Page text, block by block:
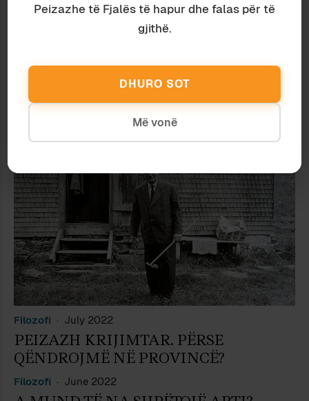
Feminizëm
FRIKA NGA NJË GRUA E LIRË: SANNA
MARIN
Filozofi July 2022
PEIZAZH KRIJIMTAR. PËRSE
QËNDROJMË NË PROVINCË?
Filozofi June 2022
Peizazhe të Fjalës të hapur dhe falas për të
gjithë.
DHURO SOT
Më vonë